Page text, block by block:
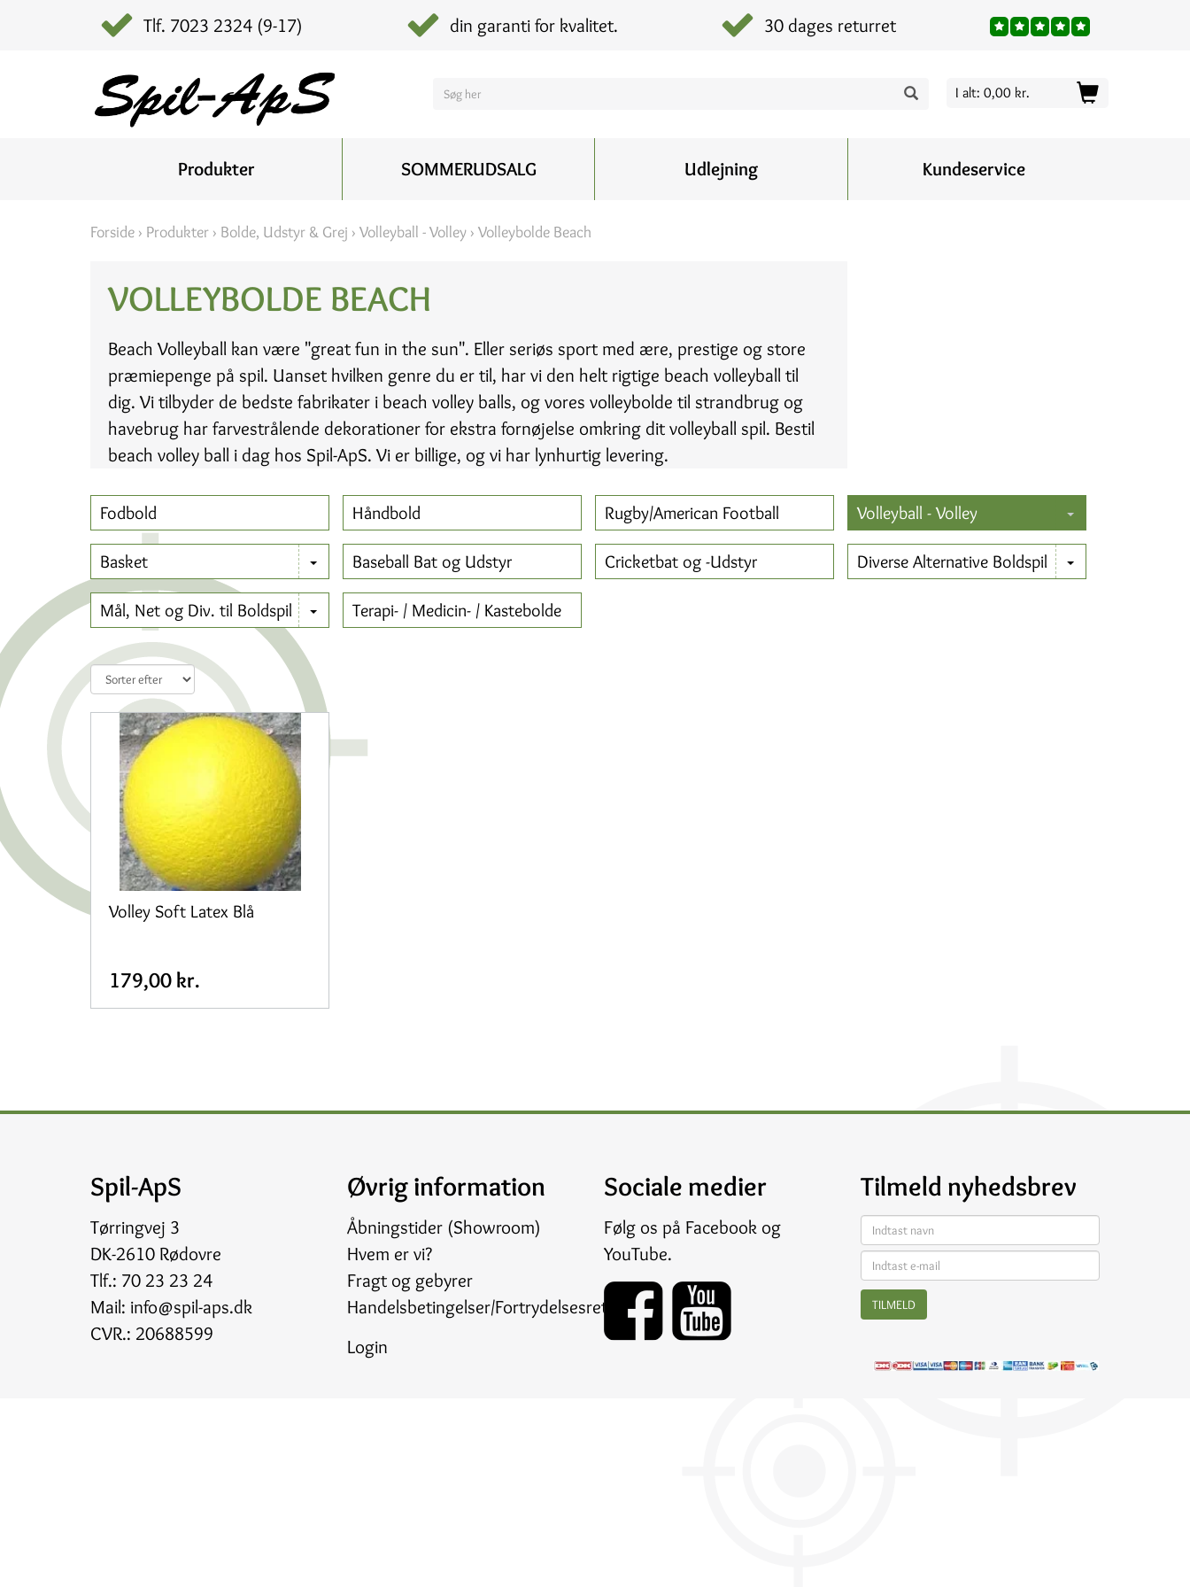
Tlf. 7023 2324 (9-17) din garanti for kvalitet. 30 dages returret
I alt: 0,00 kr.
Produkter SOMMERUDSALG Udlejning Kundeservice
Forside › Produkter › Bolde, Udstyr & Grej › Volleyball - Volley › Volleybolde Beach
VOLLEYBOLDE BEACH
Beach Volleyball kan være "great fun in the sun". Eller seriøs sport med ære, prestige og store
præmiepenge på spil. Uanset hvilken genre du er til, har vi den helt rigtige beach volleyball til
dig. Vi tilbyder de bedste fabrikater i beach volley balls, og vores volleybolde til strandbrug og
havebrug har farvestrålende dekorationer for ekstra fornøjelse omkring dit volleyball spil. Bestil
beach volley ball i dag hos Spil-ApS. Vi er billige, og vi har lynhurtig levering.
Fodbold Håndbold Rugby/American Football Volleyball - Volley
Basket Baseball Bat og Udstyr Cricketbat og -Udstyr Diverse Alternative Boldspil
Mål, Net og Div. til Boldspil Terapi- / Medicin- / Kastebolde
Volley Soft Latex Blå
179,00 kr.
Spil-ApS
Tørringvej 3
DK-2610 Rødovre
Tlf.: 70 23 23 24
Mail: info@spil-aps.dk
CVR.: 20688599
Øvrig information
Åbningstider (Showroom)
Hvem er vi?
Fragt og gebyrer
Handelsbetingelser/Fortrydelsesret
Login
Sociale medier
Følg os på Facebook og
YouTube.
Tilmeld nyhedsbrev
TILMELD